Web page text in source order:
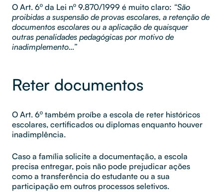
O Art. 6º da Lei nº 9.870/1999 é muito claro: “São
proibidas a suspensão de provas escolares, a retenção de
documentos escolares ou a aplicação de quaisquer
outras penalidades pedagógicas por motivo de
inadimplemento…”
Reter documentos
O Art. 6º também proíbe a escola de reter históricos
escolares, certificados ou diplomas enquanto houver
inadimplência.
Caso a família solicite a documentação, a escola
precisa entregar, pois não pode prejudicar ações
como a transferência do estudante ou a sua
participação em outros processos seletivos.